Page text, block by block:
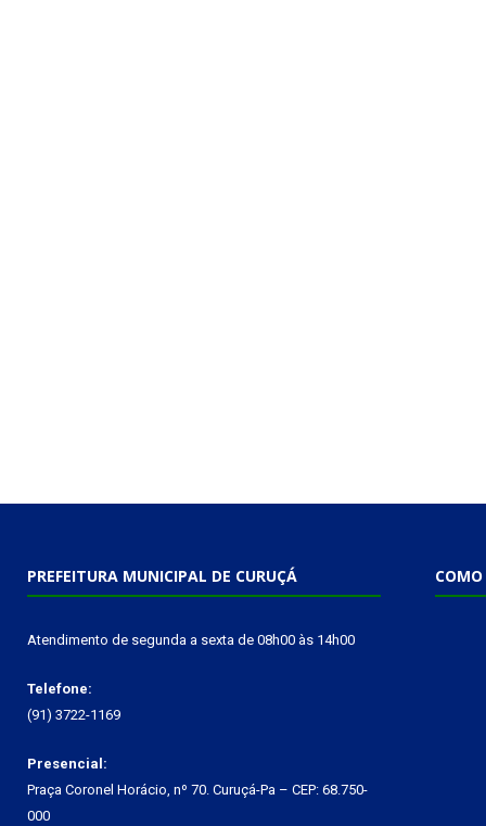
PREFEITURA MUNICIPAL DE CURUÇÁ
Atendimento de segunda a sexta de 08h00 às 14h00
Telefone:
(91) 3722-1169
Presencial:
Praça Coronel Horácio, nº 70. Curuçá-Pa – CEP: 68.750-
000
COMO